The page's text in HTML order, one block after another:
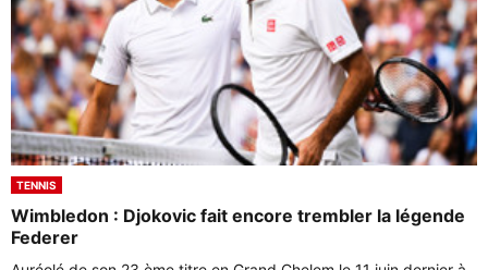
TENNIS
Wimbledon : Djokovic fait encore trembler la légende
Federer